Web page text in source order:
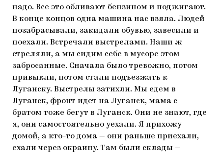
надо. Все это обливают бензином и поджигают.
В конце концов одна машина нас взяла. Людей
позабрасывали, закидали обувью, завесили и
поехали. Встречали выстрелами. Наши ж
стреляли, а мы сидим себе в мусоре этом
забросанные. Сначала было тревожно, потом
привыкли, потом стали подъезжать к
Луганску. Выстрелы затихли. Мы едем в
Луганск, фронт идет на Луганск, мама с
братом тоже бегут в Луганск. Они не знают, где
я, они самостоятельно уехали. Я прихожу
домой, а кто-то дома — они раньше приехали,
ехали через окраину. Там были склады —